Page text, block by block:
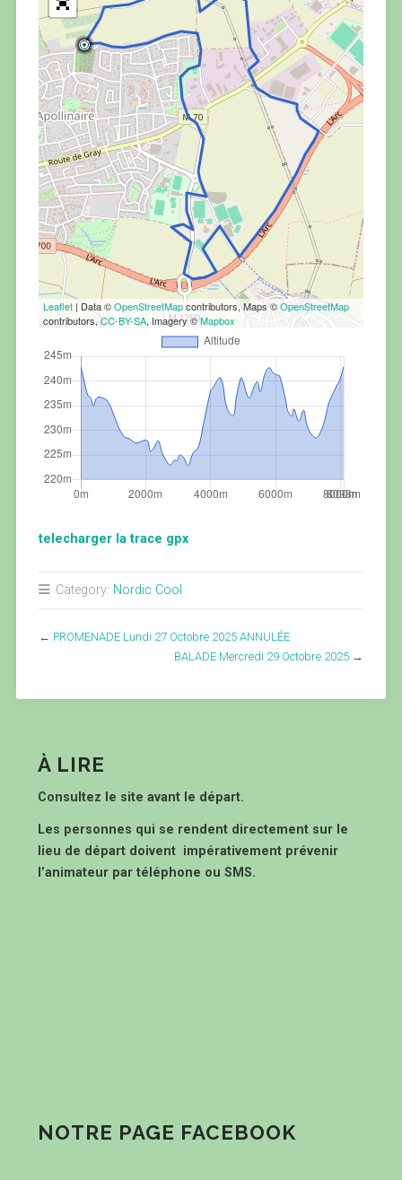
Leaflet| Data ©OpenStreetMapcontributors, Maps ©OpenStreetMap
contributors,CC-BY-SA, Imagery ©Mapbox
telecharger la trace gpx
Category: Nordic Cool
← PROMENADE Lundi 27 Octobre 2025 ANNULÉE
BALADE Mercredi 29 Octobre 2025 →
À LIRE
Consultez le site avant le départ.
Les personnes qui se rendent directement sur le
lieu de départ doivent impérativement prévenir
l’animateur par téléphone ou SMS.
NOTRE PAGE FACEBOOK